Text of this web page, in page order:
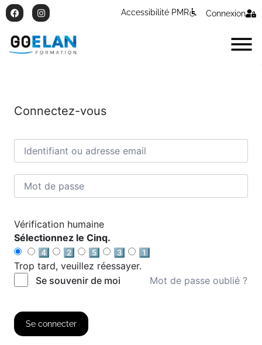
Accessibilité PMR Connexion
Connectez-vous
Vérification humaine
Sélectionnez le Cinq.
4️⃣
2️⃣ 5️⃣ 3️⃣
1️⃣
Trop tard, veuillez réessayer.
Se souvenir de moi
Mot de passe oublié ?
Se connecter